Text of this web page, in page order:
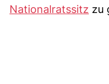
Nationalratssitz zu